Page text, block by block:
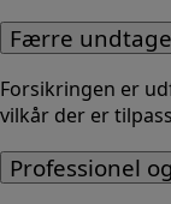
Færre
Forsikringen er
vilkår der er
Professionel